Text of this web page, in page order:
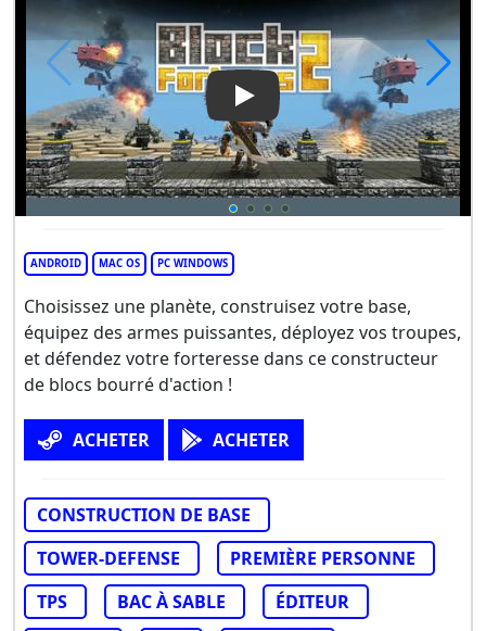
Play Video: Block Fortress 2
ANDROID MAC OS PC WINDOWS
Choisissez une planète, construisez votre base,
équipez des armes puissantes, déployez vos troupes,
et défendez votre forteresse dans ce constructeur
de blocs bourré d'action !
ACHETER ACHETER
CONSTRUCTION DE BASE
TOWER-DEFENSE
PREMIÈRE PERSONNE
TPS
BAC À SABLE
ÉDITEUR